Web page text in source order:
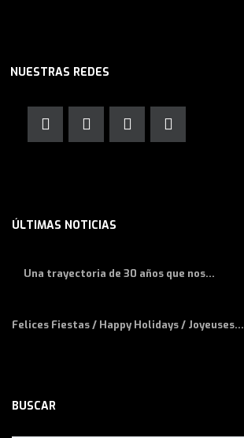
NUESTRAS REDES
ÚLTIMAS NOTICIAS
Una trayectoria de 30 años que nos...
Felices Fiestas / Happy Holidays / Joyeuses...
BUSCAR